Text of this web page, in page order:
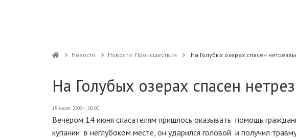
Новости Новости: Происшествия На Голубых озерах спасен
На Голубых озерах спасен
15 июля 2009г., 00:00
Вечером 14 июня спасателям пришлось оказывать помощь
купании в неглубоком месте, он ударился головой и получил